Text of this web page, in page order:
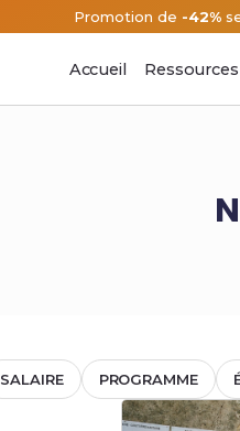
Promotion de -42%
Accueil Ressources
SALAIRE PROGRAMME